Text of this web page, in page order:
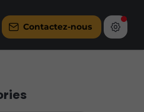
Contactez-nous